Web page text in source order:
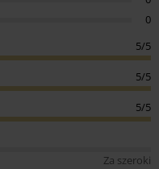
0
5/5
5/5
5/5
Za szeroki